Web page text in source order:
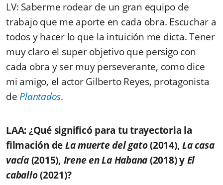
LV: Saberme rodear de un gran equipo de
trabajo que me aporte en cada obra. Escuchar a
todos y hacer lo que la intuición me dicta. Tener
muy claro el super objetivo que persigo con
cada obra y ser muy perseverante, como dice
mi amigo, el actor Gilberto Reyes, protagonista
dePlantados.
LAA: ¿Qué significó para tu trayectoria la
filmación deLa muerte del gato(2014),La casa
vacía(2015), Irene en La Habana(2018) yEl
caballo(2021)?